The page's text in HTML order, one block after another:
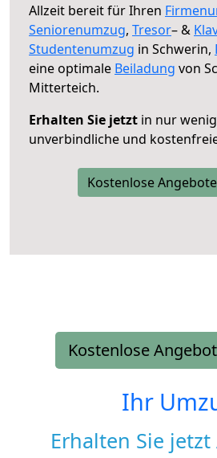
Allzeit bereit für Ihren
Seniorenumzug, Tresor– &
Studentenumzug in Schwerin,
eine optimale Beiladung von
Mitterteich.
Erhalten Sie jetzt in nur
unverbindliche und
Kostenlose
Kostenlose
Ihr
Erhalten Sie